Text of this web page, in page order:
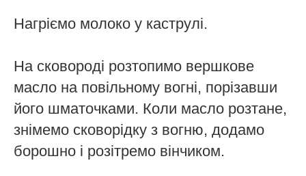
Нагріємо молоко у каструлі.
На сковороді розтопимо вершкове
масло на повільному вогні, порізавши
його шматочками. Коли масло розтане,
знімемо сковорідку з вогню, додамо
борошно і розітремо вінчиком.